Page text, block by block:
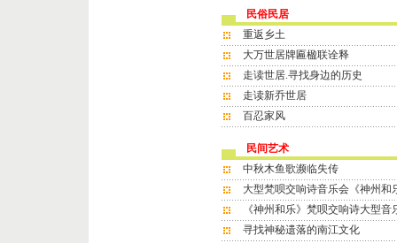
民俗民居
重返乡土
大万世居牌匾楹联诠释
走读世居.寻找身边的历史
走读新乔世居
百忍家风
民间艺术
中秋木鱼歌濒临失传
大型梵呗交响诗音乐会《神州和
《神州和乐》梵呗交响诗大型音
寻找神秘遗落的南江文化